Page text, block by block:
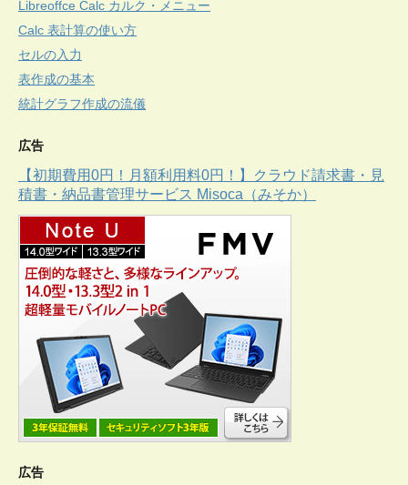
Libreoffce Calc カルク・メニュー
Calc 表計算の使い方
セルの入力
表作成の基本
統計グラフ作成の流儀
広告
【初期費用0円！月額利用料0円！】クラウド請求書・見
積書・納品書管理サービス Misoca（みそか）
広告